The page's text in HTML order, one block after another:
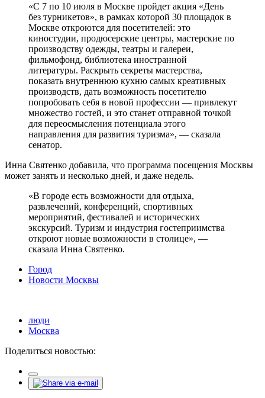
«С 7 по 10 июля в Москве пройдет акция «День
без турникетов», в рамках которой 30 площадок в
Москве откроются для посетителей: это
киностудии, продюсерские центры, мастерские по
производству одежды, театры и галереи,
фильмофонд, библиотека иностранной
литературы. Раскрыть секреты мастерства,
показать внутреннюю кухню самых креативных
производств, дать возможность посетителю
попробовать себя в новой профессии — привлекут
множество гостей, и это станет отправной точкой
для переосмысления потенциала этого
направления для развития туризма», — сказала
сенатор.
Инна Святенко добавила, что программа посещения Москвы
может занять и несколько дней, и даже недель.
«В городе есть возможности для отдыха,
развлечений, конференций, спортивных
мероприятий, фестивалей и исторических
экскурсий. Туризм и индустрия гостеприимства
откроют новые возможности в столице», —
сказала Инна Святенко.
Город
Новости Москвы
люди
Москва
Поделиться новостью: